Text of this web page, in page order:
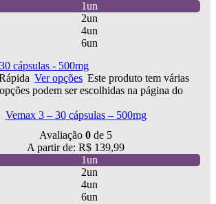
1un
2un
4un
6un
Ver opções Este produto tem várias
podem ser escolhidas na página do
Vemax 3 – 30 cápsulas – 500mg
Avaliação 0 de 5
A partir de: R$ 139,99
1un
2un
4un
6un